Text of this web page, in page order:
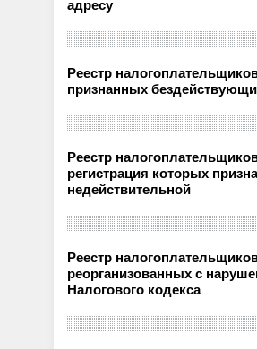
адресу
Реестр
признанных
Реестр
регистрация которых
недействительной
Реестр
реорганизованных с
Налогового кодекса